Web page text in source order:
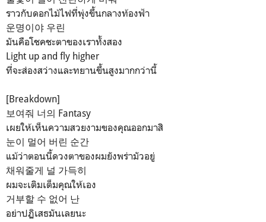
ราวกับดอกไม้ไฟที่พุ่งขึ้นกลางท้องฟ้า
운명이야 우린
มันคือโชคชะตาของเราทั้งสอง
Light up and fly higher
ที่จะส่องสว่างและทยานขึ้นสูงมากกว่านี้
[Breakdown]
보여줘 너의 Fantasy
เผยให้เห็นความสวยงามของคุณออกมาสิ
눈이 멀어 버린 순간
แม้ว่าตอนนี้ดวงตาของผมยังพร่ามัวอยู่
채워줄게 널 가득히
ผมจะเติมเต็มคุณให้เอง
거부할 수 없어 난
อย่าปฏิเสธมันเลยนะ